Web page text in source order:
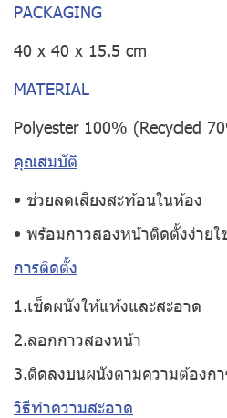
PACKAGING
40 x 40 x 15.5 cm
MATERIAL
Polyester 100% (Recycled
คุณสมบัติ
• ช่วยลดเสียงสะท้อนในห้อง
• พร้อมกาวสองหน้าติดตั้งง่ายใ
การติดตั้ง
1.เช็ดผนังให้แห้งและสะอาด
2.ลอกกาวสองหน้า
3.ติดลงบนผนังตามความต้องกา
วิธีทำความสะอาด